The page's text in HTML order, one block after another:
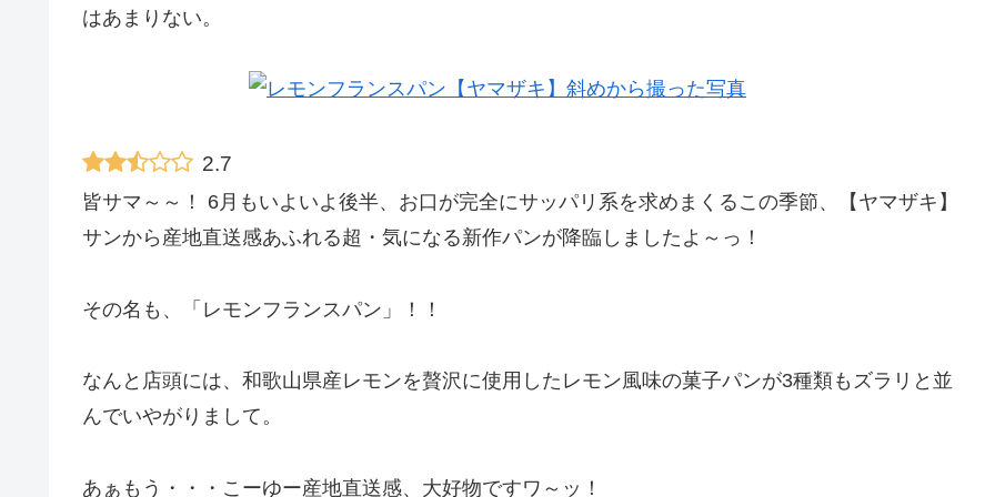
はあまりない。
2.7
皆サマ～～！ 6月もいよいよ後半、お口が完全にサッパリ系を求めまくるこの季節、【ヤマザキ】
サンから産地直送感あふれる超・気になる新作パンが降臨しましたよ～っ！
その名も、「レモンフランスパン」！！
なんと店頭には、和歌山県産レモンを贅沢に使用したレモン風味の菓子パンが3種類もズラリと並
んでいやがりまして。
あぁもう・・・こーゆー産地直送感、大好物ですワ～ッ！